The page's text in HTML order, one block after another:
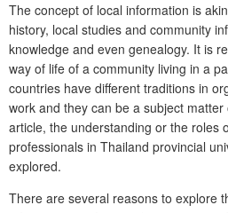
The concept of local information is
history, local studies and community
knowledge and even genealogy. It is
way of life of a community living in a
countries have different traditions in
work and they can be a subject
article, the understanding or the roles
professionals in Thailand provincial
explored.
There are several reasons to explore